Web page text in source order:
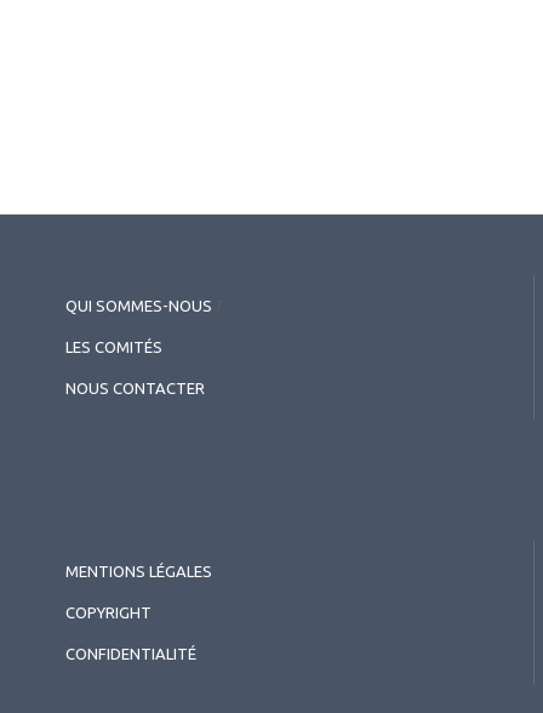
QUI SOMMES-NOUS
LES COMITÉS
NOUS CONTACTER
MENTIONS LÉGALES
COPYRIGHT
CONFIDENTIALITÉ